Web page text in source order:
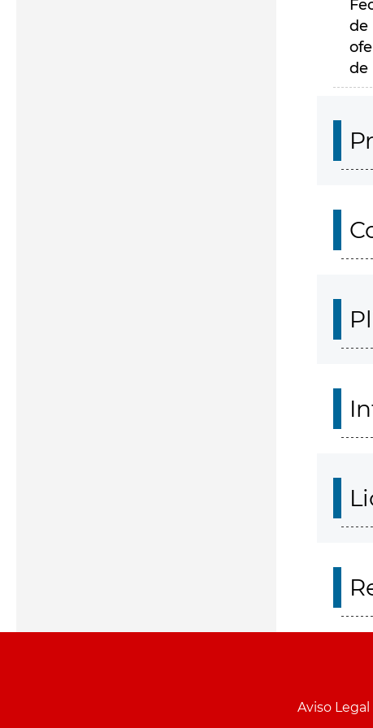
de
de
Aviso Legal